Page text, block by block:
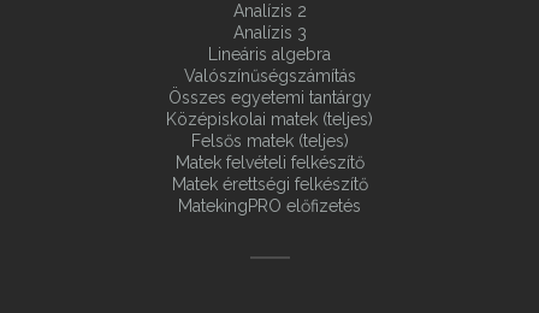
Analízis 2
Analízis 3
Lineáris algebra
Valószínűségszámítás
Összes egyetemi tantárgy
Középiskolai matek (teljes)
Felsős matek (teljes)
Matek felvételi felkészítő
Matek érettségi felkészítő
MatekingPRO előfizetés